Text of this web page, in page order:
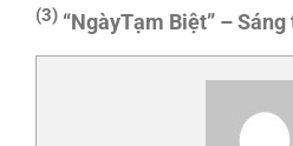
(3) “NgàyTạm Biệt” –